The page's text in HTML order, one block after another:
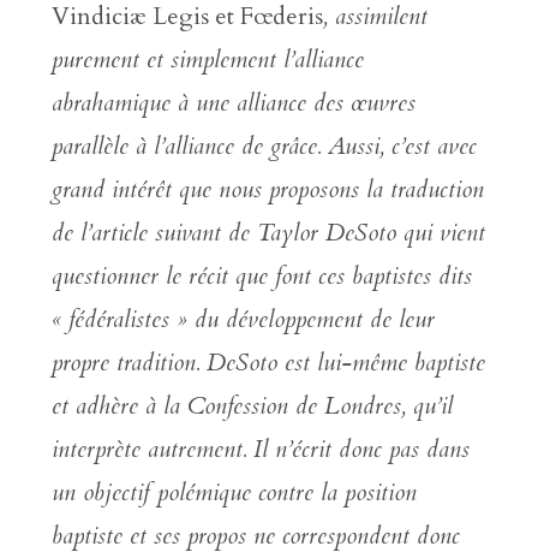
Vindiciæ Legis et Fœderis, assimilent
purement et simplement l’alliance
abrahamique à une alliance des œuvres
parallèle à l’alliance de grâce. Aussi, c’est avec
grand intérêt que nous proposons la traduction
de l’article suivant de Taylor DeSoto qui vient
questionner le récit que font ces baptistes dits
« fédéralistes » du développement de leur
propre tradition. DeSoto est lui-même baptiste
et adhère à la Confession de Londres, qu’il
interprète autrement. Il n’écrit donc pas dans
un objectif polémique contre la position
baptiste et ses propos ne correspondent donc